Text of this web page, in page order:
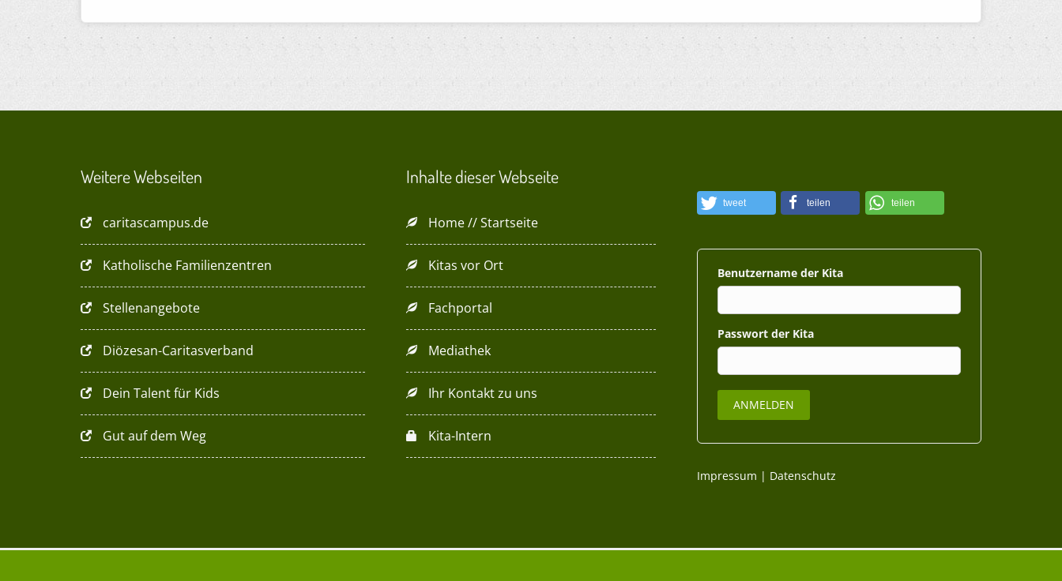
Weitere Webseiten
caritascampus.de
Katholische Familienzentren
Stellenangebote
Diözesan-Caritasverband
Dein Talent für Kids
Gut auf dem Weg
Inhalte dieser Webseite
Home // Startseite
Kitas vor Ort
Fachportal
Mediathek
Ihr Kontakt zu uns
Kita-Intern
tweet teilen teilen
Benutzername
Passwort
Impressum | Datenschutz